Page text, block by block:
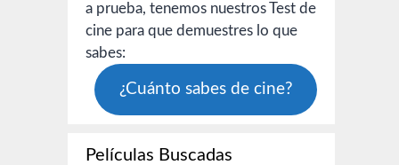
a prueba, tenemos nuestros Test de
cine para que demuestres lo que
sabes:
¿Cuánto sabes de cine?
Películas Buscadas